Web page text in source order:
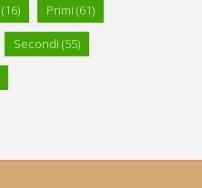
(16) Primi (61)
Secondi (55)